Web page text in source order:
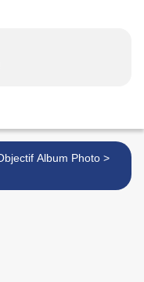
Objectif Album Photo >